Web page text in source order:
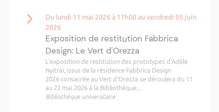
Du lundi 11 mai 2026 à 17h00 au vendredi 05 juin
2026
Exposition de restitution Fabbrica
Design: Le Vert d'Orezza
L’exposition de restitution des prototypes d'Adèle
Nyitraï, issus de la résidence Fabbrica Design
2026 consacrée au Vert d'Orezza se déroulera du 11
au 22 mai 2026 à la Bibliothèque...
Bibliothèque universitaire